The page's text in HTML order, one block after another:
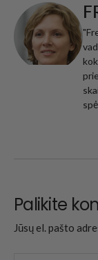
Palikite
Jūsų el. pašto